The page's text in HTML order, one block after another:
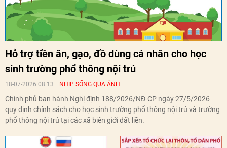
Hỗ trợ tiền ăn, gạo, đồ dùng cá nhân cho học
sinh trường phổ thông nội trú
18-07-2026 08:13 NHỊP SỐNG QUA ẢNH
Chính phủ ban hành Nghị định 188/2026/NĐ-CP ngày 27/5/2026
quy định chính sách cho học sinh trường phổ thông nội trú và trường
phổ thông nội trú tại các xã biên giới đất liền.